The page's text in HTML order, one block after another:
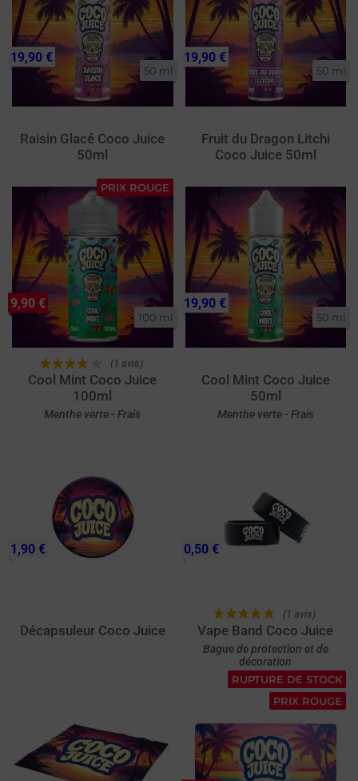
50 ml
Raisin Glacé Coco Juice
50ml
19,90 €
50 ml
Fruit du Dragon Litchi
Coco Juice 50ml
19,90 €
PRIX ROUGE
100 ml
(1 avis)
Cool Mint Coco Juice
100ml
Menthe verte - Frais
9,90 €
50 ml
Cool Mint Coco Juice
50ml
Menthe verte - Frais
19,90 €
Décapsuleur Coco Juice
1,90 €
(1 avis)
Vape Band Coco Juice
Bague de protection et de
décoration
0,50 €
RUPTURE DE STOCK
PRIX ROUGE